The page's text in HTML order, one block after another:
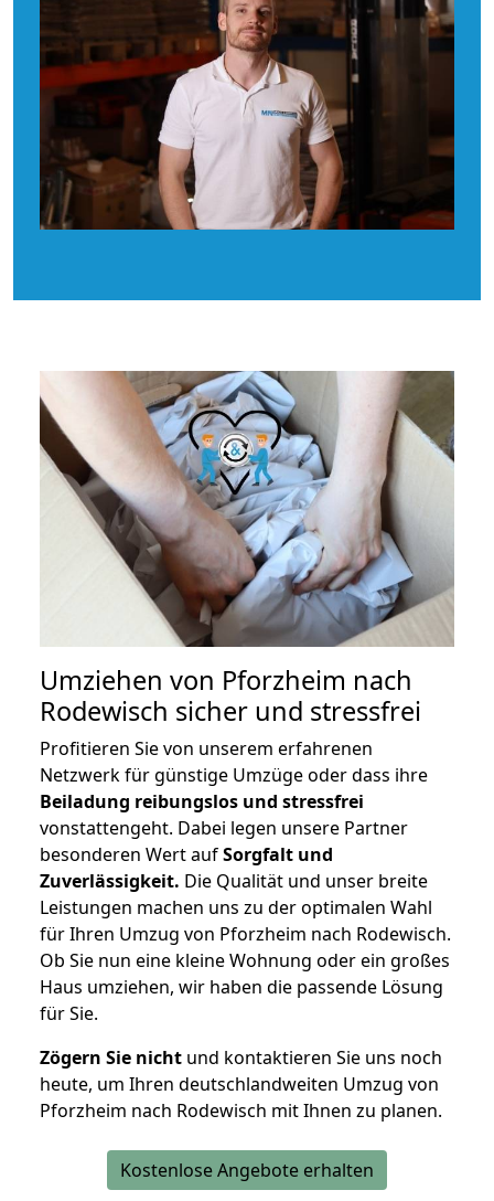
Umziehen von Pforzheim nach
Rodewisch sicher und stressfrei
Profitieren Sie von unserem erfahrenen
Netzwerk für günstige Umzüge oder dass ihre
Beiladung reibungslos und stressfrei
vonstattengeht. Dabei legen unsere Partner
besonderen Wert aufSorgfalt und
Zuverlässigkeit. Die Qualität und unser breite
Leistungen machen uns zu der optimalen Wahl
für Ihren Umzug von Pforzheim nach Rodewisch.
Ob Sie nun eine kleine Wohnung oder ein großes
Haus umziehen, wir haben die passende Lösung
für Sie.
Zögern Sie nicht und kontaktieren Sie uns noch
heute, um Ihren deutschlandweiten Umzug von
Pforzheim nach Rodewisch mit Ihnen zu planen.
Kostenlose Angebote erhalten